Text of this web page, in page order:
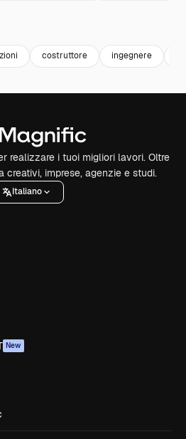
costruttore ingegnere
realizzare i tuoi migliori lavori. Oltre
creativi, imprese, agenzie e studi.
Italiano
New